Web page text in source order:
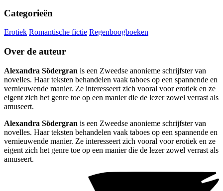
Categorieën
Erotiek Romantische fictie Regenboogboeken
Over de auteur
Alexandra Södergran is een Zweedse anonieme schrijfster van
novelles. Haar teksten behandelen vaak taboes op een spannende en
vernieuwende manier. Ze interesseert zich vooral voor erotiek en ze
eigent zich het genre toe op een manier die de lezer zowel verrast als
amuseert.
Alexandra Södergran is een Zweedse anonieme schrijfster van
novelles. Haar teksten behandelen vaak taboes op een spannende en
vernieuwende manier. Ze interesseert zich vooral voor erotiek en ze
eigent zich het genre toe op een manier die de lezer zowel verrast als
amuseert.